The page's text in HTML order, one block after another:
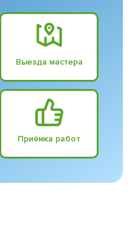
Выезда мастера
Приёмка работ